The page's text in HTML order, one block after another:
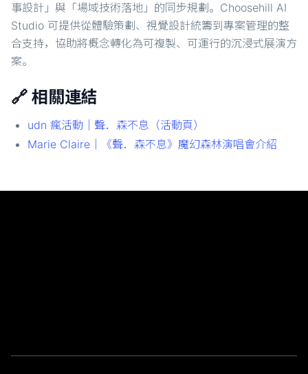
事設計」與「場域技術落地」的同步規劃。Choosehill AI
Studio 可提供從體驗策劃、視覺設計統籌到專案管理的整
合支持，協助將概念轉化為可複製、可運行的沉浸式展演方
案。
🔗 相關連結
udn 瘋活動｜聲．森不息（活動頁）
Marie Claire｜《聲．森不息》魔幻森林演唱會介紹